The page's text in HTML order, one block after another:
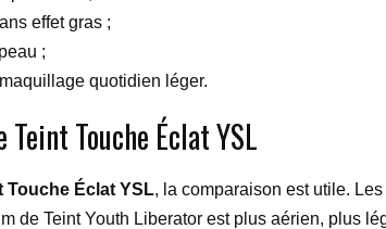
effet gras ;
;
quotidien léger.
Touche Éclat YSL
Touche Éclat YSL, la comparaison est utile.
de Teint Youth Liberator est plus aérien, plus